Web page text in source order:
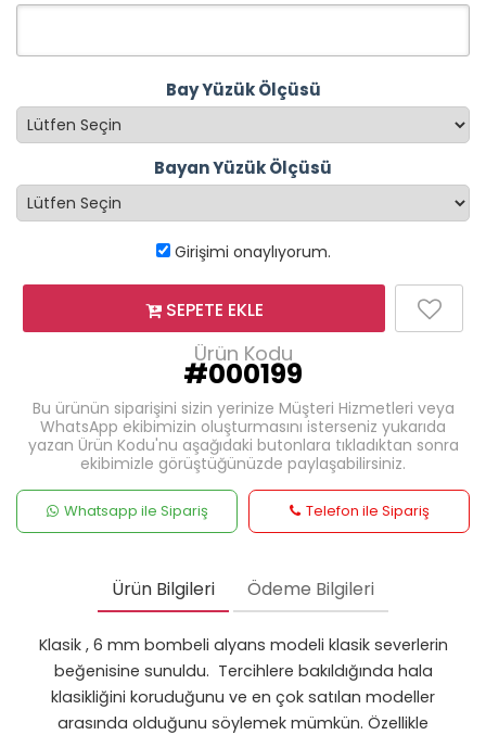
Bay Yüzük Ölçüsü
Bayan Yüzük Ölçüsü
Girişimi onaylıyorum.
SEPETE EKLE
Ürün Kodu
#000199
Bu ürünün siparişini sizin yerinize Müşteri Hizmetleri veya
WhatsApp ekibimizin oluşturmasını isterseniz yukarıda
yazan Ürün Kodu'nu aşağıdaki butonlara tıkladıktan sonra
ekibimizle görüştüğünüzde paylaşabilirsiniz.
Whatsapp ile Sipariş Telefon ile Sipariş
Ürün Bilgileri Ödeme Bilgileri
Klasik , 6 mm bombeli alyans modeli klasik severlerin
beğenisine sunuldu. Tercihlere bakıldığında hala
klasikliğini koruduğunu ve en çok satılan modeller
arasında olduğunu söylemek mümkün. Özellikle